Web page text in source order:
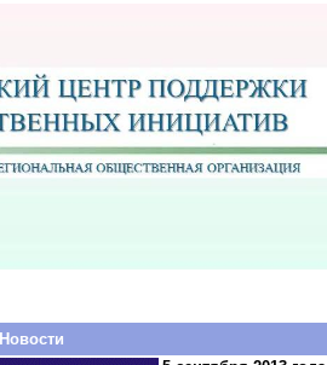
Новости